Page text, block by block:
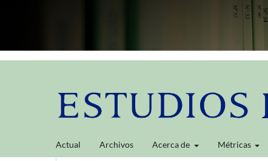
Actual Archivos Acerca de Métricas